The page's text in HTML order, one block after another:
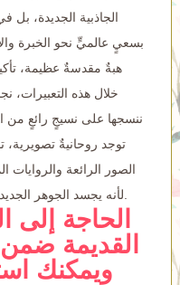
الجاذبية الجديدة، بل
بسعيٍ عالميٍّ نحو الخبرة
هبةٌ مقدسةٌ عظيمة،
خلال هذه التعبيرات،
ننسجها على نسيجٍ رائعٍ من
توجد روحانيةٌ تصويرية،
الصور الرائعة والروايات
الحاجة إلى
القديمة
ويمكنك